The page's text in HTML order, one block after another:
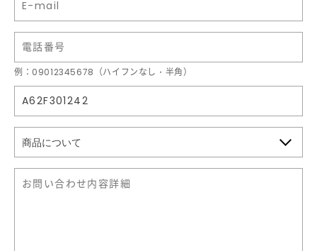
例：09012345678（ハイフンなし・半角）